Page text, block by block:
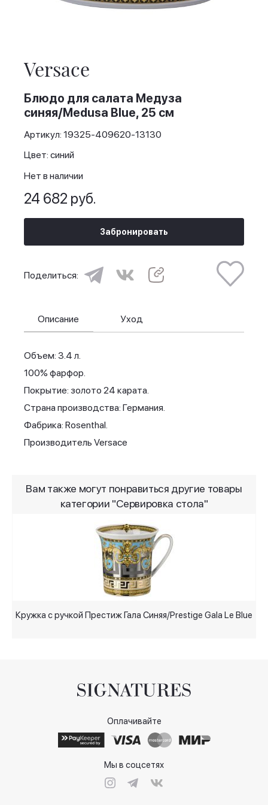
beginning
of
the
images
gallery
Versace
Блюдо для салата Медуза
синяя/Medusa Blue, 25 см
Артикул: 19325-409620-13130
Цвет: синий
Нет в наличии
24 682 руб.
Забронировать
Поделиться:
Описание
Объем: 3.4 л.
100% фарфор.
Покрытие: золото 24 карата.
Страна производства: Германия.
Фабрика: Rosenthal.
Производитель Versace
Уход
Вам также могут понравиться другие товары
категории "Сервировка стола"
Кружка с ручкой Престиж Гала Синяя/Prestige Gala Le Blue
Оплачивайте
Мы в соцсетях